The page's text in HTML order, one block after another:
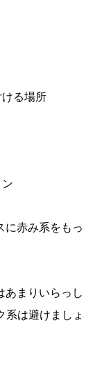
る場所
に赤み系をもっ
あまりいらっし
系は避けましょ